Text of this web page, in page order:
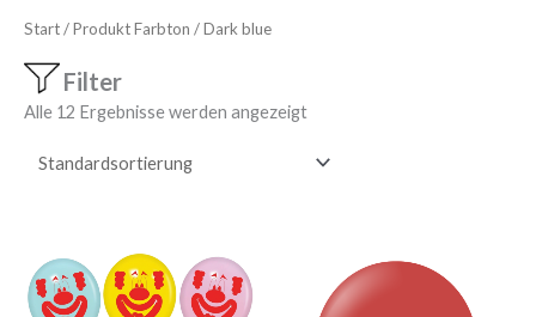
Start/ Produkt Farbton / Dark blue
Filter
Alle 12 Ergebnisse werden angezeigt